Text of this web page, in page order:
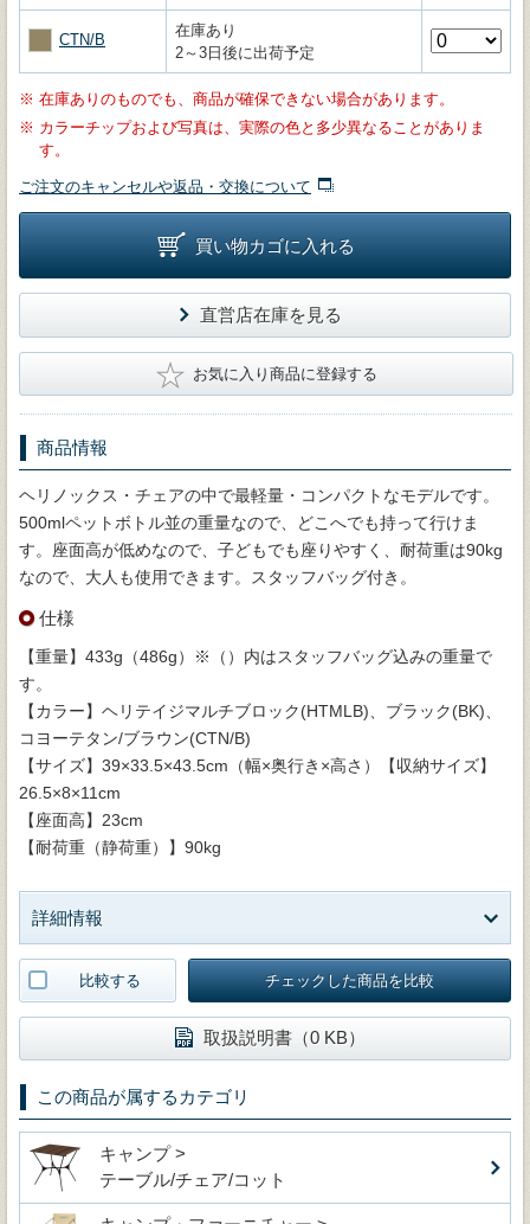
CTN/B
在庫あり
2～3日後に出荷予定
※ 在庫ありのものでも、商品が確保できない場合があります。
※ カラーチップおよび写真は、実際の色と多少異なることがありま
す。
ご注文のキャンセルや返品・交換について
買い物カゴに入れる
直営店在庫を見る
★ お気に入り商品に登録する
商品情報
ヘリノックス・チェアの中で最軽量・コンパクトなモデルです。
500mlペットボトル並の重量なので、どこへでも持って行けま
す。座面高が低めなので、子どもでも座りやすく、耐荷重は90kg
なので、大人も使用できます。スタッフバッグ付き。
仕様
【重量】433g（486g）※（）内はスタッフバッグ込みの重量で
す。
【カラー】ヘリテイジマルチブロック(HTMLB)、ブラック(BK)、
コヨーテタン/ブラウン(CTN/B)
【サイズ】39×33.5×43.5cm（幅×奥行き×高さ）【収納サイズ】
26.5×8×11cm
【座面高】23cm
【耐荷重（静荷重）】90kg
詳細情報
比較する チェックした商品を比較
取扱説明書（0 KB）
この商品が属するカテゴリ
キャンプ >
テーブル/チェア/コット